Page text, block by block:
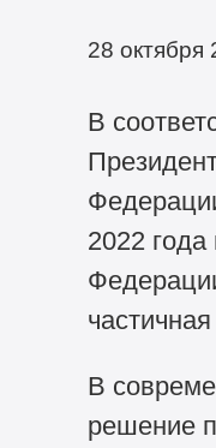
28 октября
В
2022 года
В
решение